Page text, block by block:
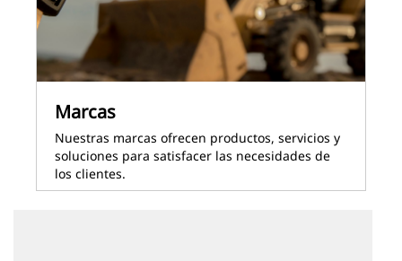
Marcas
Nuestras marcas ofrecen productos, servicios y
soluciones para satisfacer las necesidades de
los clientes.